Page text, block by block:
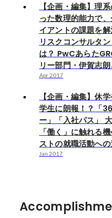
【企画・編集】理
った数理的能力で
イアントの課題を
リスクコンサルタ
は？ PwCあらた
リー部門・伊賀志
Apr 2017
【企画・編集】休
学生に朗報！？「
ー」「入社パス」
「働く」に触れる
ストの就職活動へ
Jan 2017